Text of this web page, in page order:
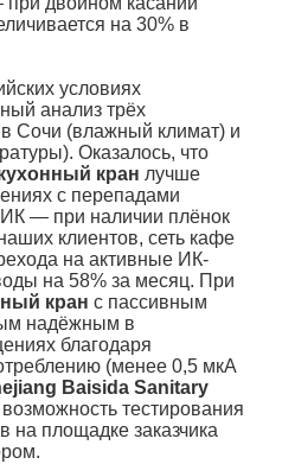
на 30% в
условиях
анализ трёх
в Сочи (влажный климат) и
Оказалось, что
кран лучше
с перепадами
— при наличии плёнок
клиентов, сеть кафе
на активные ИК-
на 58% за месяц. При
кран с пассивным
надёжным в
благодаря
(менее 0,5 мкА
Baisida Sanitary
тестирования
на площадке заказчика